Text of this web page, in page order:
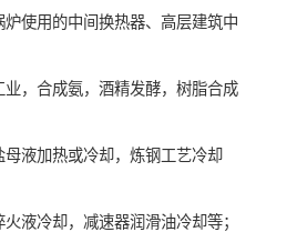
使用的中间换热器、高层建筑中
，合成氨，酒精发酵，树脂合成
液加热或冷却，炼钢工艺冷却
液冷却，减速器润滑油冷却等；